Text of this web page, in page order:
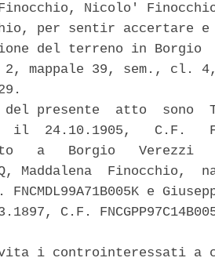
Nicolo'
per sentir accertare
del terreno in
mappale 39, sem.,
del presente  atto  sono
il  24.10.1905,   C.F.
a   Borgio   Verezzi
Maddalena
e
C.F.
i controinteressati a